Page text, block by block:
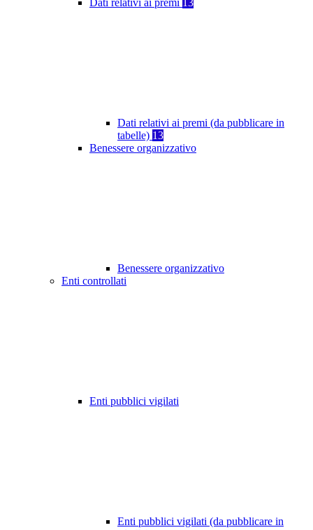
Dati relativi ai premi 13
Dati relativi ai premi (da pubblicare in
tabelle) 13
Benessere organizzativo
Benessere organizzativo
Enti controllati
Enti pubblici vigilati
Enti pubblici vigilati (da pubblicare in